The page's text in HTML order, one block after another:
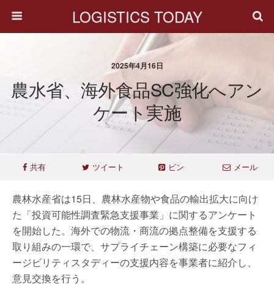
LOGISTICS TODAY
2025年4月16日
農水省、海外食品SC強化へアン
ケート実施
共有 ツイート ピン メール
農林水産省は15日、農林水産物や食品の輸出拡大に向け
た「投資可能性調査緊急支援事業」に関するアンケート
を開始した。海外での物流・商流の拠点整備を支援する
取り組みの一環で、サプライチェーン構築に必要なフィ
ージビリティスタディーの支援内容を事業者に紹介し、
意見交換を行う。